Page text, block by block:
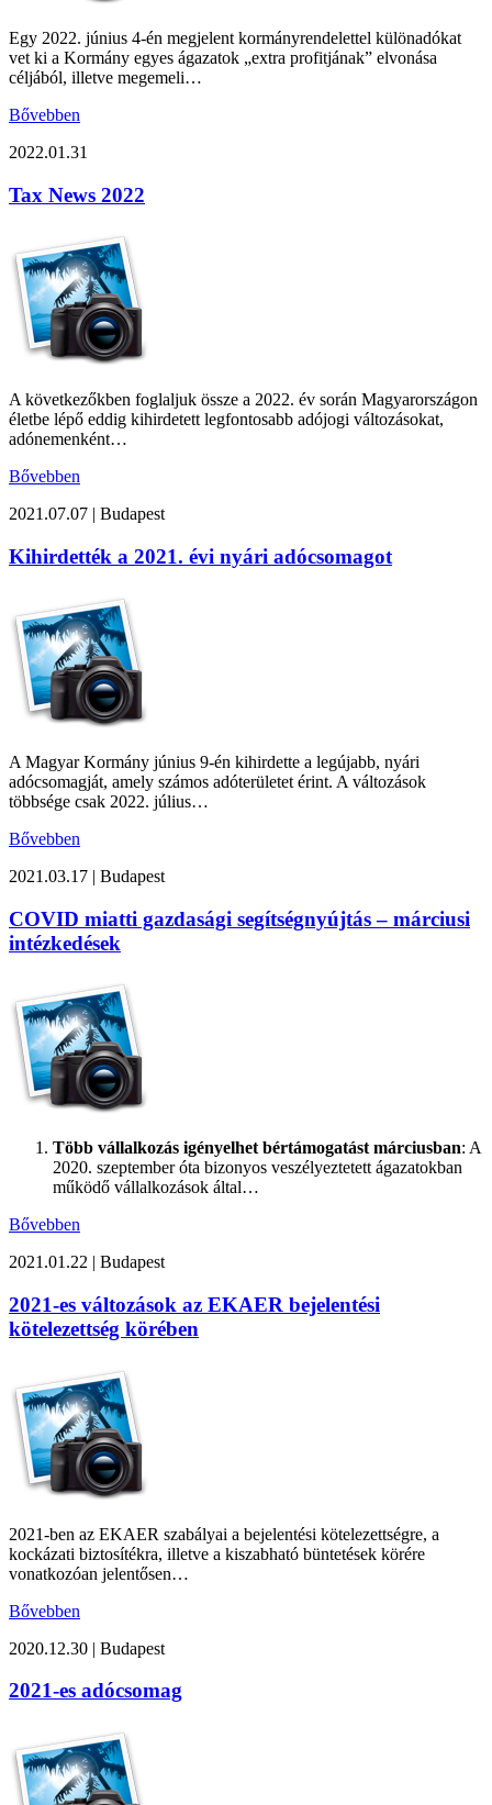
Egy 2022. június 4-én megjelent kormányrendelettel különadókat
vet ki a Kormány egyes ágazatok „extra profitjának” elvonása
céljából, illetve megemeli…
Bővebben
2022.01.31
Tax News 2022
A következőkben foglaljuk össze a 2022. év során Magyarországon
életbe lépő eddig kihirdetett legfontosabb adójogi változásokat,
adónemenként…
Bővebben
2021.07.07 | Budapest
Kihirdették a 2021. évi nyári adócsomagot
A Magyar Kormány június 9-én kihirdette a legújabb, nyári
adócsomagját, amely számos adóterületet érint. A változások
többsége csak 2022. július…
Bővebben
2021.03.17 | Budapest
COVID miatti gazdasági segítségnyújtás – márciusi
intézkedések
Több vállalkozás igényelhet bértámogatást márciusban: A
2020. szeptember óta bizonyos veszélyeztetett ágazatokban
működő vállalkozások által…
Bővebben
2021.01.22 | Budapest
2021-es változások az EKAER bejelentési
kötelezettség körében
2021-ben az EKAER szabályai a bejelentési kötelezettségre, a
kockázati biztosítékra, illetve a kiszabható büntetések körére
vonatkozóan jelentősen…
Bővebben
2020.12.30 | Budapest
2021-es adócsomag